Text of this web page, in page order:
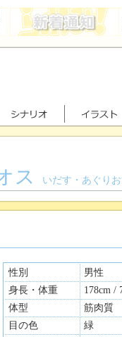
ス いだす・あぐり
性別
男性
身長・体重
178cm /
体型
筋肉質
目の色
緑